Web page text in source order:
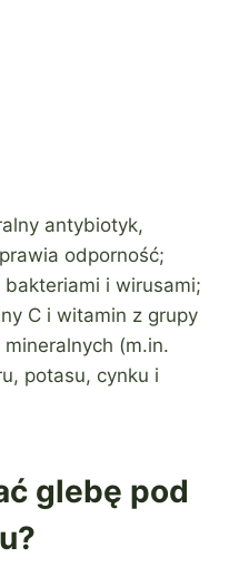
antybiotyk,
odporność;
i wirusami;
C i witamin z grupy
mineralnych (m.in.
potasu, cynku i
glebę pod